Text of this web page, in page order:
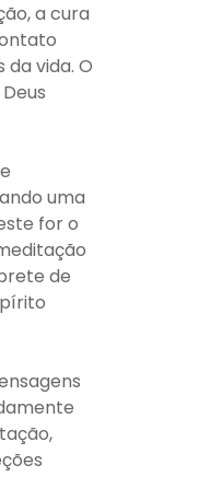
a cura
vida. O
uma
for o
de